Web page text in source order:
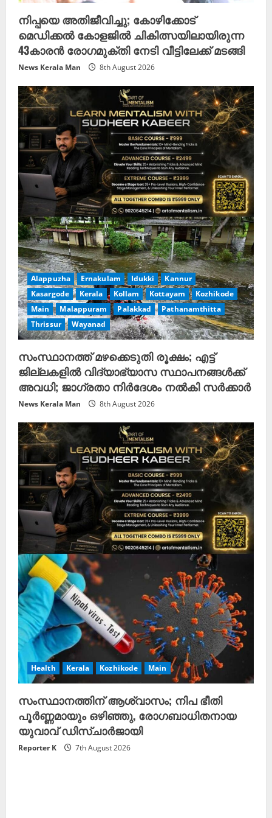
നിപ്പയെ അതിജീവിച്ചു; കോഴിക്കോട്
മെഡിക്കൽ കോളജിൽ ചികിത്സയിലായിരുന്ന
43കാരൻ രോഗമുക്തി നേടി വീട്ടിലേക്ക് മടങ്ങി
News Kerala Man 8th August 2026
Alappuzha Ernakulam Idukki
Kannur
Kasargode
Kerala Kollam Kottayam
Kozhikode
Main
Malappuram Palakkad
Pathanamthitta
Thrissur
Wayanad
സംസ്ഥാനത്ത് മഴക്കെടുതി രൂക്ഷം; എട്ട്
ജില്ലകളിൽ വിദ്യാഭ്യാസ സ്ഥാപനങ്ങൾക്ക്
അവധി; ജാഗ്രതാ നിർദേശം നൽകി സർക്കാർ
News Kerala Man 8th August 2026
Health Kerala Kozhikode Main
സംസ്ഥാനത്തിന് ആശ്വാസം; നിപ ഭീതി
പൂർണ്ണമായും ഒഴിഞ്ഞു, രോഗബാധിതനായ
യുവാവ് ഡിസ്ചാർജായി
Reporter K 7th August 2026